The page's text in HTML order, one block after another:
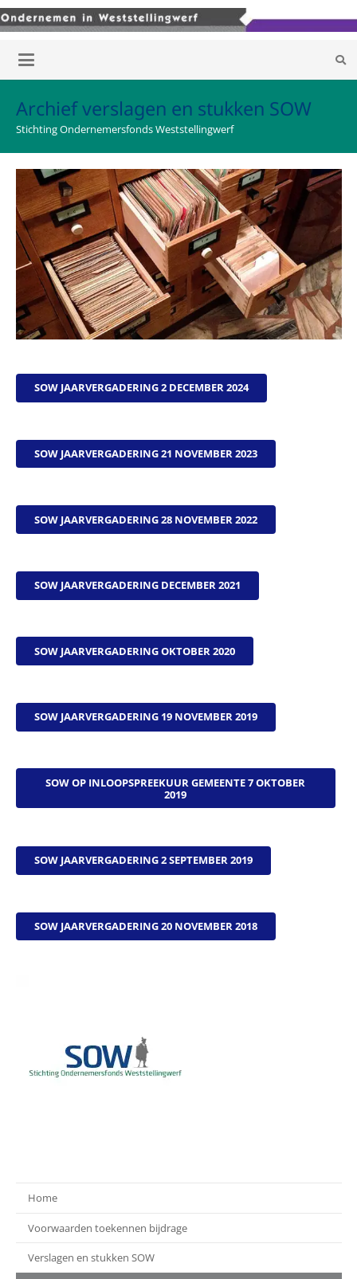
Archief verslagen en stukken SOW
Stichting Ondernemersfonds Weststellingwerf
SOW JAARVERGADERING 2 DECEMBER 2024
SOW JAARVERGADERING 21 NOVEMBER 2023
SOW JAARVERGADERING 28 NOVEMBER 2022
SOW JAARVERGADERING DECEMBER 2021
SOW JAARVERGADERING OKTOBER 2020
SOW JAARVERGADERING 19 NOVEMBER 2019
SOW OP INLOOPSPREEKUUR GEMEENTE 7 OKTOBER
2019
SOW JAARVERGADERING 2 SEPTEMBER 2019
SOW JAARVERGADERING 20 NOVEMBER 2018
Home
Voorwaarden toekennen bijdrage
Verslagen en stukken SOW